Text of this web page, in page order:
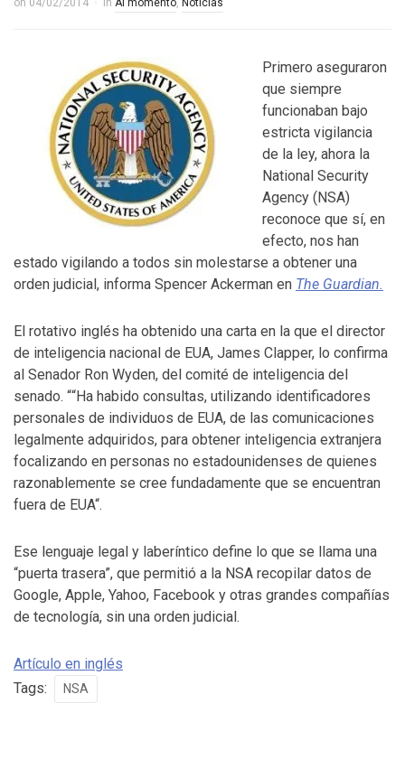
Control del Senado EUA en juego en 2da vuelta
4 YEARS AGO
¡Finalmente! Cámara de Representantes obtiene
declaraciones de impuestos de Donald Trump
4 YEARS AGO
¡Culpable! Jurado en Washington D.C. falla en contra
Steward Rhodes, fundador de violento, grupo
paramilitar
on 04/02/2014 in Al momento, Noticias
Primero aseguraron
que siempre
funcionaban bajo
estricta vigilancia
de la ley, ahora la
National Security
Agency (NSA)
reconoce que sí, en
efecto, nos han
estado vigilando a todos sin molestarse a obtener una
orden judicial, informa Spencer Ackerman en The Guardian.
El rotativo inglés ha obtenido una carta en la que el director
de inteligencia nacional de EUA, James Clapper, lo confirma
al Senador Ron Wyden, del comité de inteligencia del
senado. ““Ha habido consultas, utilizando identificadores
personales de individuos de EUA, de las comunicaciones
legalmente adquiridos, para obtener inteligencia extranjera
focalizando en personas no estadounidenses de quienes
razonablemente se cree fundadamente que se encuentran
fuera de EUA“.
Ese lenguaje legal y laberíntico define lo que se llama una
“puerta trasera”, que permitió a la NSA recopilar datos de
Google, Apple, Yahoo, Facebook y otras grandes compañías
de tecnología, sin una orden judicial.
Artículo en inglés
Tags:
NSA